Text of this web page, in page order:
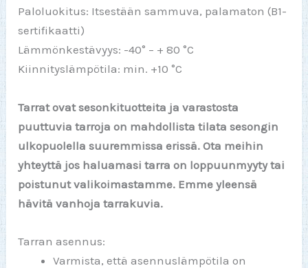
Paloluokitus: Itsestään sammuva, palamaton (B1-
sertifikaatti)
Lämmönkestävyys: -40° – + 80 °C
Kiinnityslämpötila: min. +10 °C
Tarrat ovat sesonkituotteita ja varastosta
puuttuvia tarroja on mahdollista tilata sesongin
ulkopuolella suuremmissa erissä. Ota meihin
yhteyttä jos haluamasi tarra on loppuunmyyty tai
poistunut valikoimastamme. Emme yleensä
hävitä vanhoja tarrakuvia.
Tarran asennus:
Varmista, että asennuslämpötila on